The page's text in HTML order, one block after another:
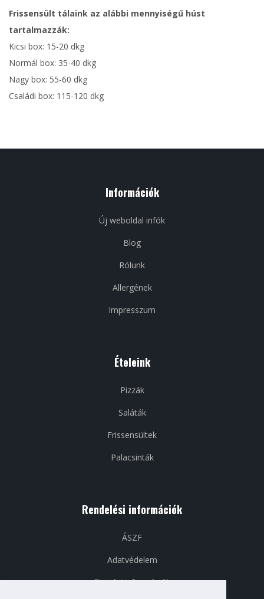
Frissensült tálaink az alábbi mennyiségű húst
tartalmazzák:
Kicsi box: 15-20 dkg
Normál box: 35-40 dkg
Nagy box: 55-60 dkg
Családi box: 115-120 dkg
Információk
Új weboldal infók
Blog
Rólunk
Allergének
Impresszum
Ételeink
Pizzák
Saláták
Frissensültek
Palacsinták
Rendelési információk
ÁSZF
Adatvédelem
Fizetési információk